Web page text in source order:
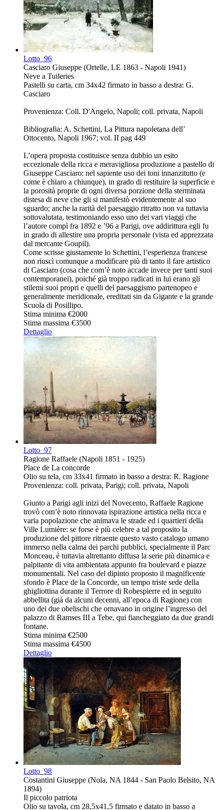
Lotto 96
Casciaro Giuseppe (Ortelle, LE 1863 - Napoli 1941)
Neve a Tuileries
Pastelli su carta, cm 34x42 firmato in basso a destra: G.
Casciaro
Provenienza: Coll. D'Angelo, Napoli; coll. privata, Napoli
Bibliografia: A. Schettini, La Pittura napoletana dell’
Ottocento, Napoli 1967; vol. II pag 449
L’opera proposta costituisce senza dubbio un esito
eccezionale della ricca e meravigliosa produzione a pastello di
Giuseppe Casciaro: nel sapiente uso dei toni innanzitutto (e
come è chiaro a chiunque), in grado di restituire la superficie e
la porosità proprie di ogni diversa porzione della sterminata
distesa di neve che gli si manifestò evidentemente al suo
sguardo; anche la rarità del paesaggio ritratto non va tuttavia
sottovalutata, testimoniando esso uno dei vari viaggi che
l’autore compì fra 1892 e ’96 a Parigi, ove addirittura egli fu
in grado di allestire una propria personale (vista ed apprezzata
dal mercante Goupil).
Come scrisse giustamente lo Schettini, l’esperienza francese
non riuscì comunque a modificare più di tanto il fare artistico
di Casciaro (cosa che com’è noto accade invece per tanti suoi
contemporanei), poiché già troppo radicati in lui erano gli
stilemi suoi propri e quelli del paesaggismo partenopeo e
generalmente meridionale, ereditati sin da Gigante e la grande
Scuola di Posillipo.
Stima minima €2000
Stima massima €3500
Dettaglio
Lotto 97
Ragione Raffaele (Napoli 1851 - 1925)
Place de La concorde
Olio su tela, cm 33x41 firmato in basso a destra: R. Ragione
Provenienza: coll. privata, Parigi; coll. privata, Napoli
Giunto a Parigi agli inizi del Novecento, Raffaele Ragione
trovò com’è noto rinnovata ispirazione artistica nella ricca e
varia popolazione che animava le strade ed i quartieri della
Ville Lumière: se forse è più celebre a tal proposito la
produzione del pittore ritraente questo vasto catalogo umano
immerso nella calma dei parchi pubblici, specialmente il Parc
Monceau, è tuttavia altrettanto diffusa la serie più dinamica e
palpitante di vita ambientata appunto fra boulevard e piazze
monumentali. Nel caso del dipinto proposto il magnificente
sfondo è Place de la Concorde, un tempo triste sede della
ghigliottina durante il Terrore di Robespierre ed in seguito
abbellita (già da alcuni decenni, all’epoca di Ragione) con
uno dei due obelischi che ornavano in origine l’ingresso del
palazzo di Ramses III a Tebe, qui fiancheggiato da due grandi
fontane.
Stima minima €2500
Stima massima €4500
Dettaglio
Lotto 98
Costantini Giuseppe (Nola, NA 1844 - San Paolo Belsito, NA
1894)
Il piccolo patriota
Olio su tavola, cm 28,5x41,5 firmato e datato in basso a